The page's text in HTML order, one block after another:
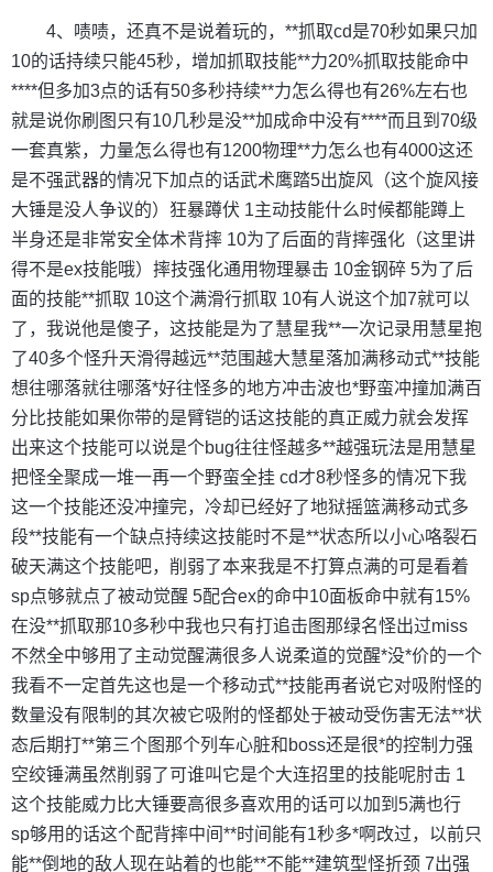
4、啧啧，还真不是说着玩的，**抓取cd是70秒如果只加
10的话持续只能45秒，增加抓取技能**力20%抓取技能命中
****但多加3点的话有50多秒持续**力怎么得也有26%左右也
就是说你刷图只有10几秒是没**加成命中没有****而且到70级
一套真紫，力量怎么得也有1200物理**力怎么也有4000这还
是不强武器的情况下加点的话武术鹰踏5出旋风（这个旋风接
大锤是没人争议的）狂暴蹲伏 1主动技能什么时候都能蹲上
半身还是非常安全体术背摔 10为了后面的背摔强化（这里讲
得不是ex技能哦）摔技强化通用物理暴击 10金钢碎 5为了后
面的技能**抓取 10这个满滑行抓取 10有人说这个加7就可以
了，我说他是傻子，这技能是为了慧星我**一次记录用慧星抱
了40多个怪升天滑得越远**范围越大慧星落加满移动式**技能
想往哪落就往哪落*好往怪多的地方冲击波也*野蛮冲撞加满百
分比技能如果你带的是臂铠的话这技能的真正威力就会发挥
出来这个技能可以说是个bug往往怪越多**越强玩法是用慧星
把怪全聚成一堆一再一个野蛮全挂 cd才8秒怪多的情况下我
这一个技能还没冲撞完，冷却已经好了地狱摇篮满移动式多
段**技能有一个缺点持续这技能时不是**状态所以小心咯裂石
破天满这个技能吧，削弱了本来我是不打算点满的可是看着
sp点够就点了被动觉醒 5配合ex的命中10面板命中就有15%
在没**抓取那10多秒中我也只有打追击图那绿名怪出过miss
不然全中够用了主动觉醒满很多人说柔道的觉醒*没*价的一个
我看不一定首先这也是一个移动式**技能再者说它对吸附怪的
数量没有限制的其次被它吸附的怪都处于被动受伤害无法**状
态后期打**第三个图那个列车心脏和boss还是很*的控制力强
空绞锤满虽然削弱了可谁叫它是个大连招里的技能呢肘击 1
这个技能威力比大锤要高很多喜欢用的话可以加到5满也行
sp够用的话这个配背摔中间**时间能有1秒多*啊改过，以前只
能**倒地的敌人现在站着的也能**不能**建筑型怪折颈 7出强